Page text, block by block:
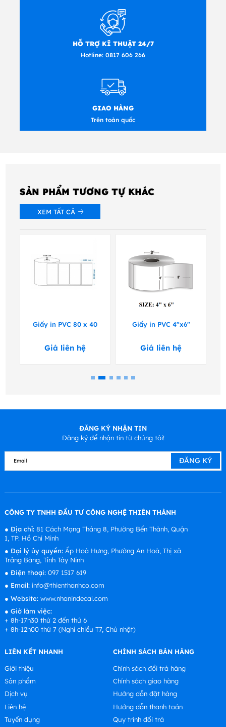
HỖ TRỢ KĨ THUẬT 24/7
Hotline: 0817 606 266
GIAO HÀNG
Trên toàn quốc
SẢN PHẨM TƯƠNG TỰ KHÁC
XEM TẤT CẢ
Giấy in PVC 80 x 40
Giá liên hệ
Giấy in PVC 4"x6"
Giá liên hệ
ĐĂNG KÝ NHẬN TIN
Đăng ký để nhận tin từ chúng tôi!
CÔNG TY TNHH ĐẦU TƯ CÔNG NGHỆ THIÊN THÀNH
● Địa chỉ:81 Cách Mạng Tháng 8, Phường Bến Thành, Quận
1, TP. Hồ Chí Minh
● Đại lý ủy quyền:Ấp Hoà Hưng, Phường An Hoà, Thị xã
Trảng Bàng, Tỉnh Tây Ninh
● Điện thoại: 097 1517 619
● Email: info@thienthanhco.com
● Website:www.nhanindecal.com
● Giờ làm việc:
+ 8h-17h30 thứ 2 đến thứ 6
+ 8h-12h00 thứ 7 (Nghỉ chiều T7, Chủ nhật)
LIÊN KẾT NHANH
Giới thiệu
Sản phẩm
Dịch vụ
Liên hệ
Tuyển dụng
CHÍNH SÁCH BÁN HÀNG
Chính sách đổi trả hàng
Chính sách giao hàng
Hướng dẫn đặt hàng
Hướng dẫn thanh toán
Quy trình đổi trả